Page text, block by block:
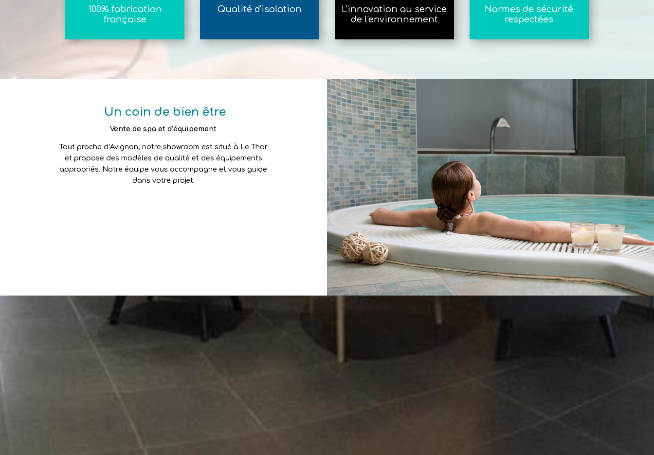
100% fabrication
française
Qualité d'isolation
L'innovation au service
de l'environnement
Normes de sécurité
respectées
Un coin de bien être
Vente de spa et d’équipement
Tout proche d’Avignon, notre showroom est situé à Le Thor
et propose des modèles de qualité et des équipements
appropriés. Notre équipe vous accompagne et vous guide
dans votre projet.